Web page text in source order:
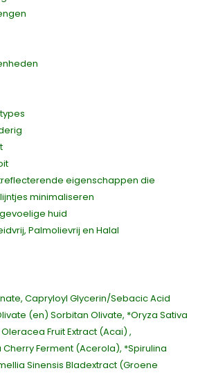
eigenschappen die
minimaliseren
huid
Palmolievrij en Halal
Capryloyl Glycerin/Sebacic Acid
(en) Sorbitan Olivate, *Oryza Sativa
Fruit Extract (Acai) ,
Ferment (Acerola), *Spirulina
Sinensis Bladextract (Groene